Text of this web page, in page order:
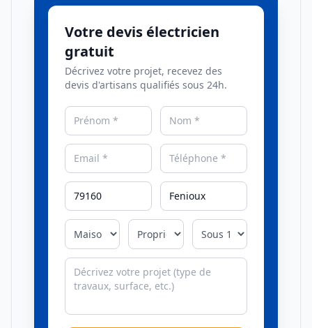
Votre devis électricien
gratuit
Décrivez votre projet, recevez des
devis d'artisans qualifiés sous 24h.